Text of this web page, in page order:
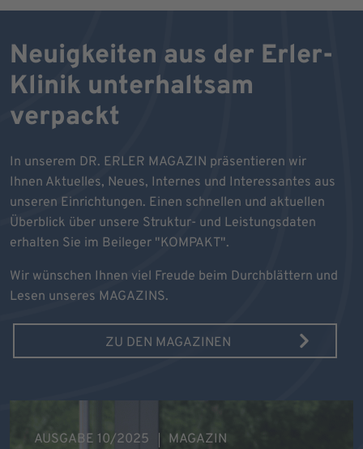
Neuigkeiten aus der Erler-
Klinik unterhaltsam
verpackt
In unserem DR. ERLER MAGAZIN präsentieren wir
Ihnen Aktuelles, Neues, Internes und Interessantes aus
unseren Einrichtungen. Einen schnellen und aktuellen
Überblick über unsere Struktur- und Leistungsdaten
erhalten Sie im Beileger "KOMPAKT".
Wir wünschen Ihnen viel Freude beim Durchblättern und
Lesen unseres MAGAZINS.
ZU DEN MAGAZINEN
AUSGABE 10/2025 MAGAZIN